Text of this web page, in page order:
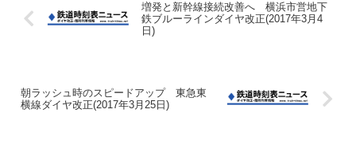
増発と新幹線接続改善へ 横浜市営地下
鉄ブルーラインダイヤ改正(2017年3月4
日)
朝ラッシュ時のスピードアップ 東急東
横線ダイヤ改正(2017年3月25日)